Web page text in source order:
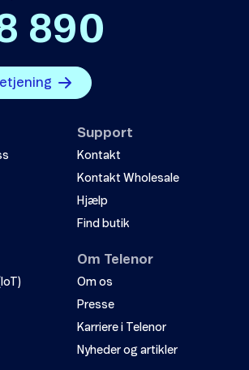
890
Support
Kontakt
Kontakt Wholesale
Hjælp
Find butik
Om Telenor
Om os
Presse
Karriere i Telenor
Nyheder og artikler